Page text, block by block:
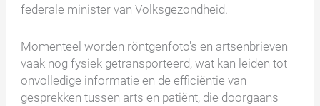
federale minister van Volksgezondheid.
Momenteel worden röntgenfoto's en artsenbrieven
vaak nog fysiek getransporteerd, wat kan leiden tot
onvolledige informatie en de efficiëntie van
gesprekken tussen arts en patiënt, die doorgaans